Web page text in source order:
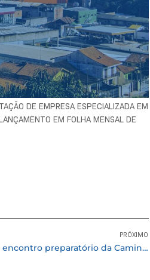
DE EMPRESA ESPECIALIZADA EM
EM FOLHA MENSAL DE
PRÓXIMO
Domingo foi dia de encontro preparatório da Caminhada de Cultura de Paz